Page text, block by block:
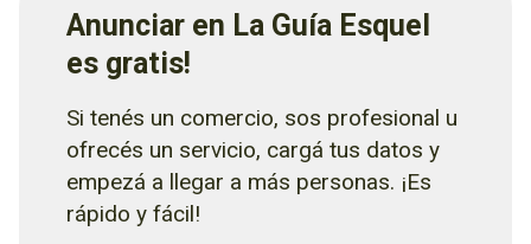
Anunciar en La Guía Esquel
es gratis!
Si tenés un comercio, sos profesional u
ofrecés un servicio, cargá tus datos y
empezá a llegar a más personas. ¡Es
rápido y fácil!